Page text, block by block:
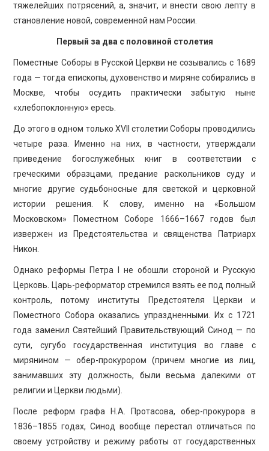
тяжелейших потрясений, а, значит, и внести свою лепту в
становление новой, современной нам России.
Первый за два с половиной столетия
Поместные Соборы в Русской Церкви не созывались с 1689
года — тогда епископы, духовенство и миряне собирались в
Москве, чтобы осудить практически забытую ныне
«хлебопоклонную» ересь.
До этого в одном только XVII столетии Соборы проводились
четыре раза. Именно на них, в частности, утверждали
приведение богослужебных книг в соответствии с
греческими образцами, предание раскольников суду и
многие другие судьбоносные для светской и церковной
истории решения. К слову, именно на «Большом
Московском» Поместном Соборе 1666–1667 годов был
извержен из Предстоятельства и священства Патриарх
Никон.
Однако реформы Петра I не обошли стороной и Русскую
Церковь. Царь-реформатор стремился взять ее под полный
контроль, потому институты Предстоятеля Церкви и
Поместного Собора оказались упраздненными. Их с 1721
года заменил Святейший Правительствующий Синод — по
сути, сугубо государственная институция во главе с
мирянином — обер-прокурором (причем многие из лиц,
занимавших эту должность, были весьма далекими от
религии и Церкви людьми).
После реформ графа Н.А. Протасова, обер-прокурора в
1836–1855 годах, Синод вообще перестал отличаться по
своему устройству и режиму работы от государственных